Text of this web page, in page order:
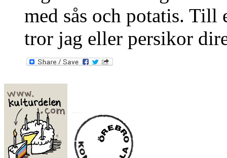
med sås och potatis. Till
tror jag eller persikor